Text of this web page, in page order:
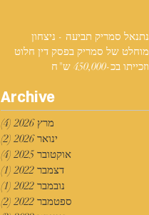
נתנאל סמריק תביעה - ניצחון
מוחלט של סמריק בפסק דין חלוט
וזכייתו בכ-450,000 ש"ח
Archive
מרץ 2026 (4)
ינואר 2026
(2)
אוקטובר 2025
(4)
דצמבר 2022
(1)
נובמבר 2022
(1)
ספטמבר 2022
(2)